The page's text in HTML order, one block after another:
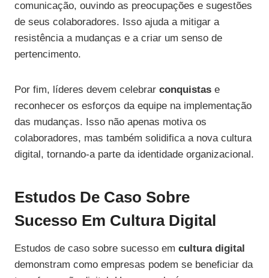
comunicação, ouvindo as preocupações e sugestões
de seus colaboradores. Isso ajuda a mitigar a
resistência a mudanças e a criar um senso de
pertencimento.
Por fim, líderes devem celebrar conquistas e
reconhecer os esforços da equipe na implementação
das mudanças. Isso não apenas motiva os
colaboradores, mas também solidifica a nova cultura
digital, tornando-a parte da identidade organizacional.
Estudos De Caso Sobre
Sucesso Em Cultura Digital
Estudos de caso sobre sucesso em cultura digital
demonstram como empresas podem se beneficiar da